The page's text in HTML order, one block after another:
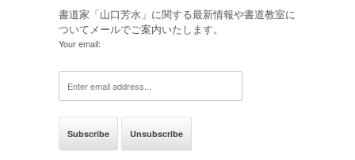
書道家「山口芳水」に関する最新情報や書道教室に
ついてメールでご案内いたします。
Your email: